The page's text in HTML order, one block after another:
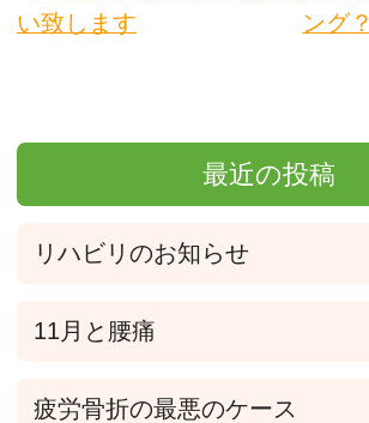
い致します
ング？
最近の投稿
リハビリのお知らせ
11月と腰痛
疲労骨折の最悪のケース